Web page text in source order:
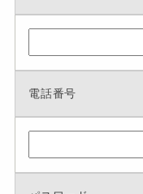
電話番号